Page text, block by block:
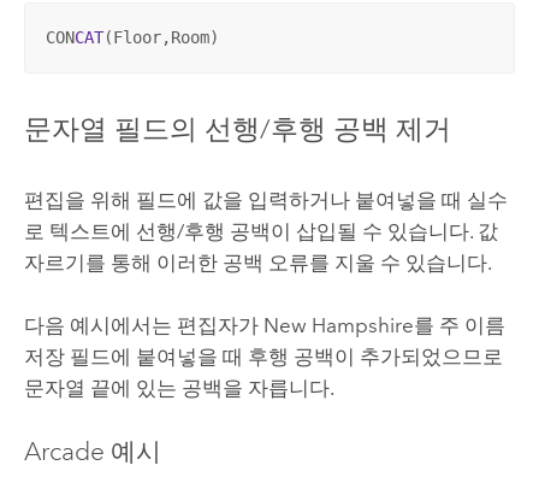
CONCAT(Floor,Room)
문자열 필드의 선행/후행 공백 제거
편집을 위해 필드에 값을 입력하거나 붙여넣을 때 실수
로 텍스트에 선행/후행 공백이 삽입될 수 있습니다. 값
자르기를 통해 이러한 공백 오류를 지울 수 있습니다.
다음 예시에서는 편집자가 New Hampshire를 주 이름
저장 필드에 붙여넣을 때 후행 공백이 추가되었으므로
문자열 끝에 있는 공백을 자릅니다.
Arcade 예시